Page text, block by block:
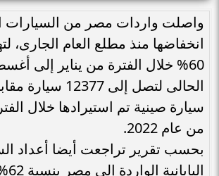
واصلت واردات مصر من السيارات
انخفاضها منذ مطلع العام الجارى،
60% خلال الفترة من يناير إلى
سيارة صينية تم استيرادها خلال
من عام 2022.
بحسب تقرير تراجعت أيضا أعداد